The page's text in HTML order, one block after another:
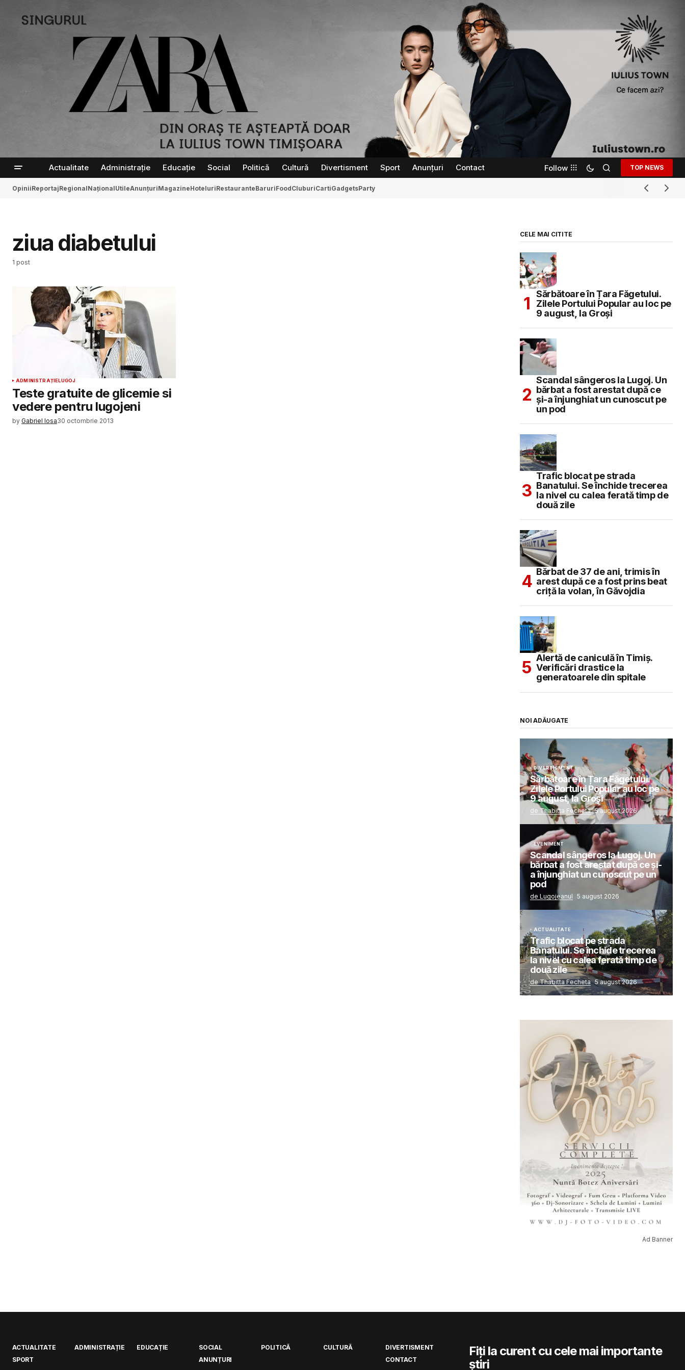
Actualitate Administrație Educație Social Politică Cultură Divertisment Sport Anunțuri Contact Follow TOP NEWS
OpiniiReportajRegionalNaționalUtileAnunțuriMagazineHoteluriRestauranteBaruriFoodCluburiCartiGadgetsParty
ziua diabetului
1 post
ADMINISTRAȚIELUGOJ
Teste gratuite de glicemie si
vedere pentru lugojeni
by Gabriel Iosa30 octombrie 2013
CELE MAI CITITE
Sărbătoare în Țara Făgetului.
Zilele Portului Popular au loc pe
9 august, la Groși
Scandal sângeros la Lugoj. Un
bărbat a fost arestat după ce
și-a înjunghiat un cunoscut pe
un pod
Trafic blocat pe strada
Banatului. Se închide trecerea
la nivel cu calea ferată timp de
două zile
Bărbat de 37 de ani, trimis în
arest după ce a fost prins beat
criță la volan, în Găvojdia
Alertă de caniculă în Timiș.
Verificări drastice la
generatoarele din spitale
NOI ADĂUGATE
DIVERTISMENT
Sărbătoare în Țara Făgetului.
Zilele Portului Popular au loc pe
9 august, la Groși
de Thabitta Fecheta 5 august 2026
EVENIMENT
Scandal sângeros la Lugoj. Un
bărbat a fost arestat după ce și-
a înjunghiat un cunoscut pe un
pod
de Lugojeanul 5 august 2026
ACTUALITATE
Trafic blocat pe strada
Banatului. Se închide trecerea
la nivel cu calea ferată timp de
două zile
de Thabitta Fecheta 5 august 2026
Ad Banner
ACTUALITATE ADMINISTRAȚIE EDUCAȚIE SOCIAL POLITICĂ CULTURĂ
DIVERTISMENT
SPORT
ANUNȚURI CONTACT
Fiți la curent cu cele mai importante
știri